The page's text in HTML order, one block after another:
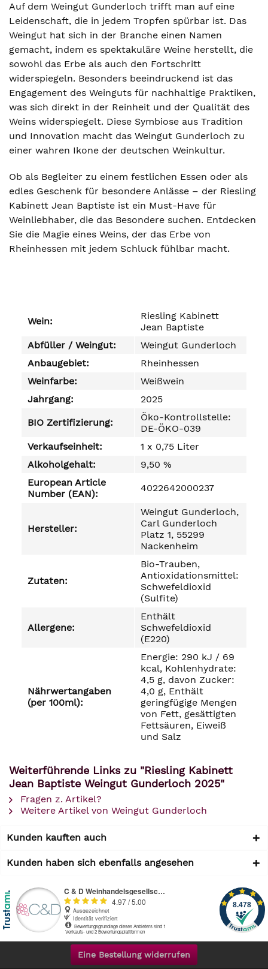
Auf dem Weingut Gunderloch trifft man auf eine
Leidenschaft, die in jedem Tropfen spürbar ist. Das
Weingut hat sich in der Branche einen Namen
gemacht, indem es spektakuläre Weine herstellt, die
sowohl das Erbe als auch den Fortschritt
widerspiegeln. Besonders beeindruckend ist das
Engagement des Weinguts für nachhaltige Praktiken,
was sich direkt in der Reinheit und der Qualität des
Weins widerspiegelt. Diese Symbiose aus Tradition
und Innovation macht das Weingut Gunderloch zu
einer wahren Ikone der deutschen Weinkultur.
Ob als Begleiter zu einem festlichen Essen oder als
edles Geschenk für besondere Anlässe – der Riesling
Kabinett Jean Baptiste ist ein Must-Have für
Weinliebhaber, die das Besondere suchen. Entdecken
Sie die Magie eines Weins, der das Erbe von
Rheinhessen mit jedem Schluck fühlbar macht.
Wein:
Riesling Kabinett
Jean Baptiste
Abfüller / Weingut:
Weingut Gunderloch
Anbaugebiet:
Rheinhessen
Weinfarbe:
Weißwein
Jahrgang:
2025
BIO Zertifizierung:
Öko-Kontrollstelle:
DE-ÖKO-039
Verkaufseinheit:
1 x 0,75 Liter
Alkoholgehalt:
9,50 %
European Article
Number (EAN):
4022642000237
Hersteller:
Weingut Gunderloch,
Carl Gunderloch
Platz 1, 55299
Nackenheim
Zutaten:
Bio-Trauben,
Antioxidationsmittel:
Schwefeldioxid
(Sulfite)
Allergene:
Enthält
Schwefeldioxid
(E220)
Nährwertangaben
(per 100ml):
Energie: 290 kJ / 69
kcal, Kohlenhydrate:
4,5 g, davon Zucker:
4,0 g, Enthält
geringfügige Mengen
von Fett, gesättigten
Fettsäuren, Eiweiß
und Salz
Weiterführende Links zu "Riesling Kabinett
Jean Baptiste Weingut Gunderloch 2025"
Fragen z. Artikel?
Weitere Artikel von Weingut Gunderloch
Kunden kauften auch
Kunden haben sich ebenfalls angesehen
Eine Bestellung widerrufen